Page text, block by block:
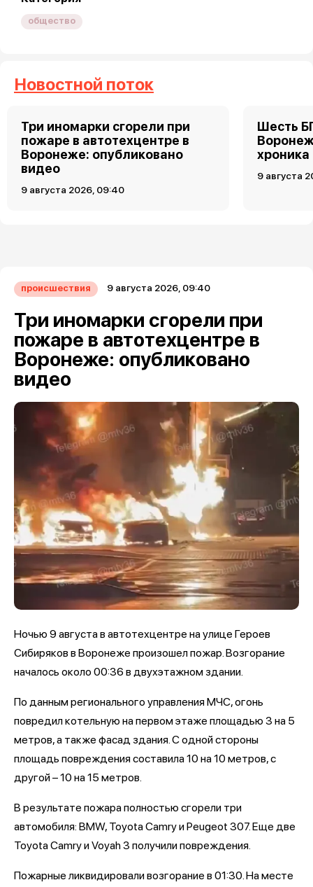
общество
Новостной поток
Три иномарки сгорели при
пожаре в автотехцентре в
Воронеже: опубликовано
видео
9 августа 2026, 09:40
Шесть
хроника
9 августа
происшествия 9 августа 2026, 09:40
Три иномарки сгорели при
пожаре в автотехцентре в
Воронеже: опубликовано
видео
Ночью 9 августа в автотехцентре на улице Героев
Сибиряков в Воронеже произошел пожар. Возгорание
началось около 00:36 в двухэтажном здании.
По данным регионального управления МЧС, огонь
повредил котельную на первом этаже площадью 3 на 5
метров, а также фасад здания. С одной стороны
площадь повреждения составила 10 на 10 метров, с
другой – 10 на 15 метров.
В результате пожара полностью сгорели три
автомобиля: BMW, Toyota Camry и Peugeot 307. Еще две
Toyota Camry и Voyah 3 получили повреждения.
Пожарные ликвидировали возгорание в 01:30. На месте